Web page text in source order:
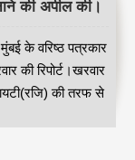
की अपील की।
के वरिष्ठ पत्रकार
की रिपोर्ट।खरवार
की तरफ से